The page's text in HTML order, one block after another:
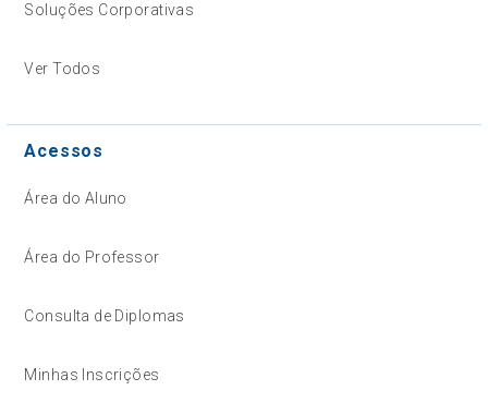
Soluções Corporativas
Ver Todos
Acessos
Área do Aluno
Área do Professor
Consulta de Diplomas
Minhas Inscrições